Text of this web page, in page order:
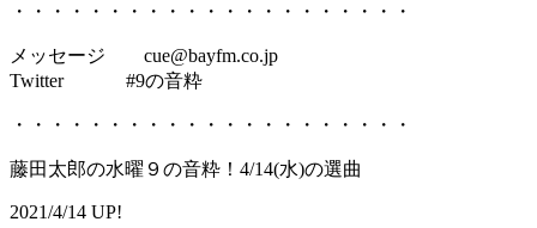
・・・・・・・・・・・・・・・・・・・・・
メッセージ cue@bayfm.co.jp
Twitter #9の音粋
・・・・・・・・・・・・・・・・・・・・・
藤田太郎の水曜９の音粋！4/14(水)の選曲
2021/4/14 UP!